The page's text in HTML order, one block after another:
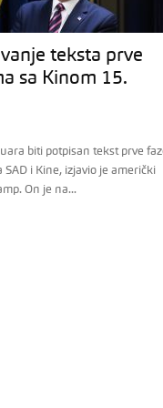
teksta prve
sa Kinom 15.
biti potpisan tekst prve
i Kine, izjavio je američki
On je na...